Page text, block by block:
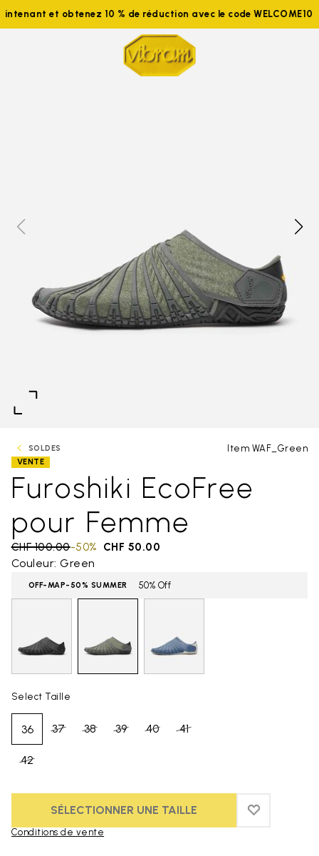
et obtenez 10 % de réduction avec le code WELCOME10
SOLDES Item WAF_Green
VENTE
Furoshiki EcoFree
pour Femme
Price reduced from
CHF 100.00to CHF 50.00
-50%
Couleur: Green
OFF-MAP-50% SUMMER 50% Off
Select Taille
36 37 38 39 40 41
42
SÉLECTIONNER UNE TAILLE ADD TO
ADD TO
Conditions de vente